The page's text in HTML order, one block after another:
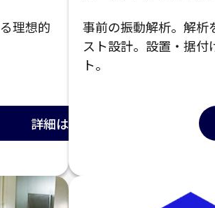
理想的
詳細はこちら
事前の振動解析。解析
スト設計。設置・据付
ト。